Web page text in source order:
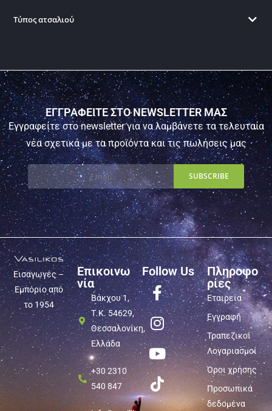
Τύπος ατσαλιού
ΕΓΓΡΑΦΕΙΤΕ ΣΤΟ NEWSLETTER ΜΑΣ
Εγγραφείτε στο newsletter για να λαμβάνετε τα τελευταία
νέα σχετικά με τα προϊόντα και τις πωλήσεις μας
Εισαγωγές –
Εμπόριο από
το 1954
Επικοινω
νία
Βάκχου 1,
Τ.Κ. 54629,
Θεσσαλονίκη,
Ελλάδα
+30 2310
540 847
Follow Us
Πληροφο
ρίες
Εταιρεία
Εγγραφή
Τραπεζικοί
Λογαριασμοί
Όροι χρήσης
Προσωπικά
δεδομένα